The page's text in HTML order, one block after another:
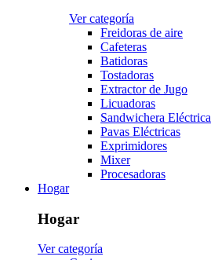
Ver categoría
Freidoras de aire
Cafeteras
Batidoras
Tostadoras
Extractor de Jugo
Licuadoras
Sandwichera Eléctrica
Pavas Eléctricas
Exprimidores
Mixer
Procesadoras
Hogar
Hogar
Ver categoría